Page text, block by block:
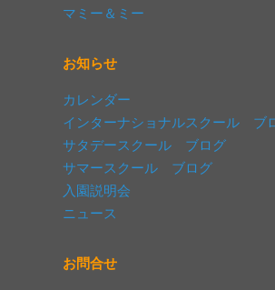
マミー＆ミー
お知らせ
カレンダー
インターナショナルスクール ブ
サタデースクール ブログ
サマースクール ブログ
入園説明会
ニュース
お問合せ